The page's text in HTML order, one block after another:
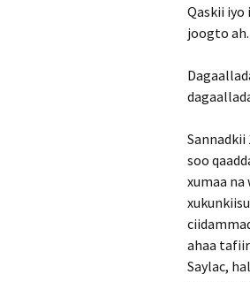
Qaskii iyo
joogto ah.
Sannadkii
soo
xumaa na
ahaa
Saylac,